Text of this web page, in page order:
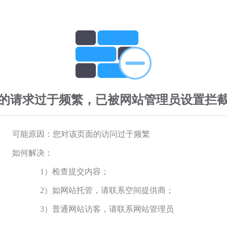
请求过于频繁，已被网站管理员设置拦
可能原因：您对该页面的访问过于频繁
如何解决：
1）检查提交内容；
2）如网站托管，请联系空间提供商；
3）普通网站访客，请联系网站管理员